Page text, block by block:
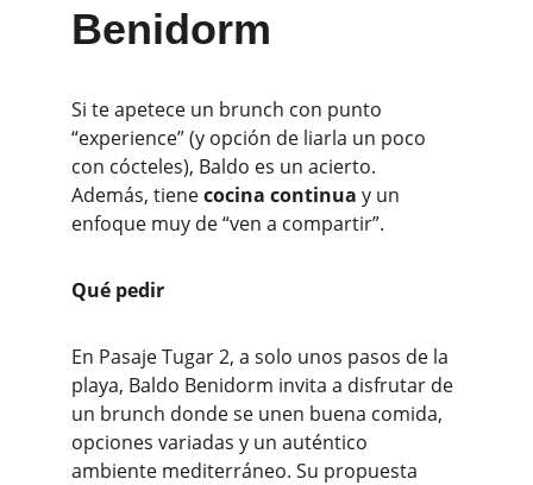
Benidorm
Si te apetece un brunch con punto
“experience” (y opción de liarla un poco
con cócteles), Baldo es un acierto.
Además, tiene cocina continua y un
enfoque muy de “ven a compartir”.
Qué pedir
En Pasaje Tugar 2, a solo unos pasos de la
playa, Baldo Benidorm invita a disfrutar de
un brunch donde se unen buena comida,
opciones variadas y un auténtico
ambiente mediterráneo. Su propuesta